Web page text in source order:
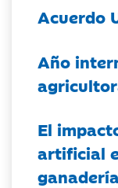
Acuerdo
Año
El
artificial